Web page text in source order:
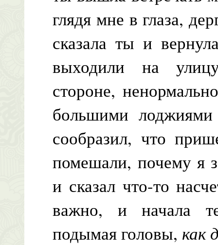
глядя мне в глаза,
сказала ты и
выходили на
стороне,
большими
сообразил, что
помешали, почему я
и сказал что-то
важно, и начала
подымая головы, как